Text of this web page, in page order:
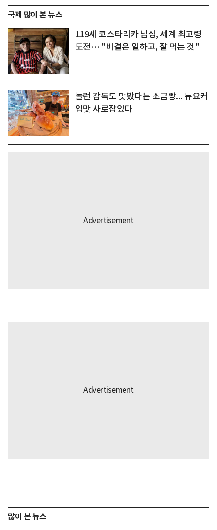
국제 많이 본 뉴스
119세 코스타리카 남성, 세계 최고령
도전… "비결은 일하고, 잘 먹는 것"
놀런 감독도 맛봤다는 소금빵... 뉴요커
입맛 사로잡았다
많이 본 뉴스